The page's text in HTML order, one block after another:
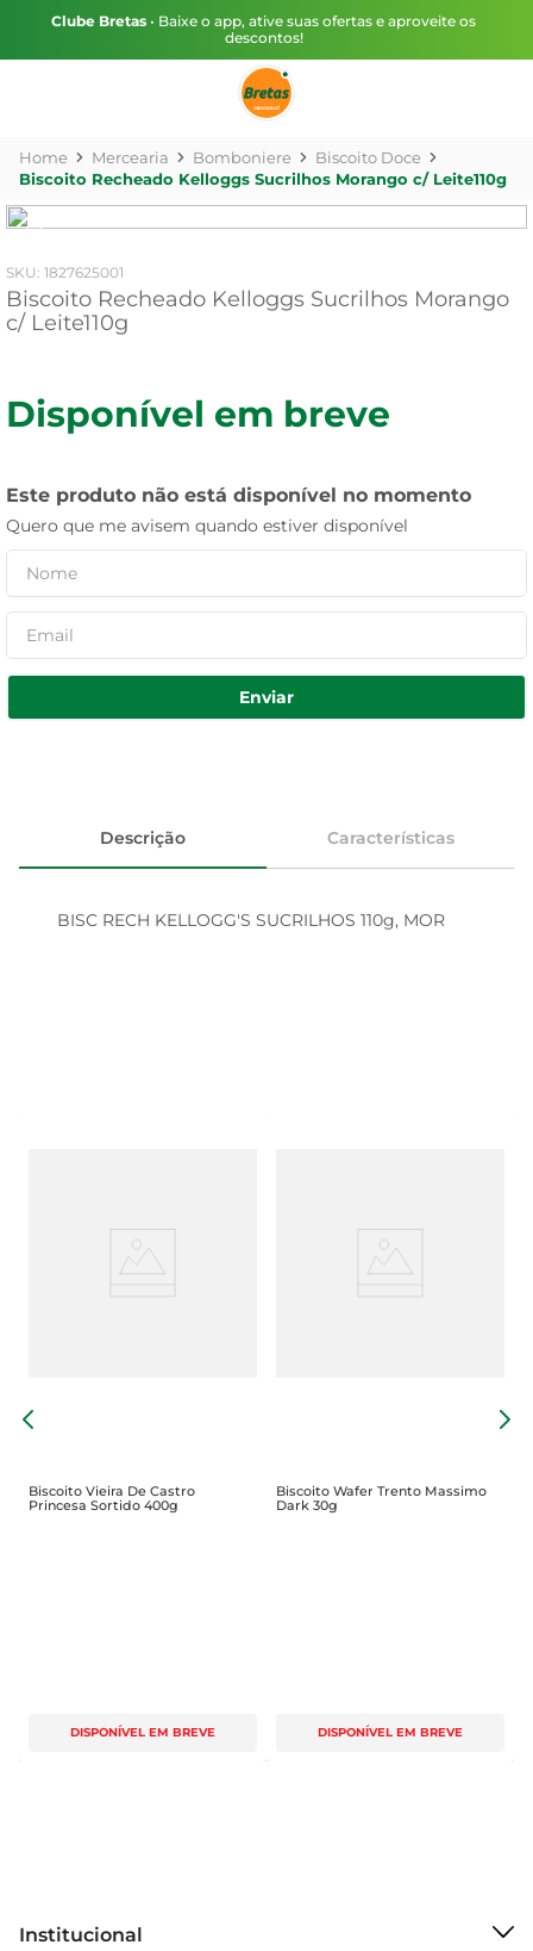
Clube Bretas • Baixe o app, ative suas ofertas e aproveite os
descontos!
Mercearia Bomboniere
Biscoito Doce
Biscoito Recheado Kelloggs Sucrilhos Morango c/ Leite110g
: 1827625001
Biscoito Recheado Kelloggs Sucrilhos Morango
c/ Leite110g
Disponível em breve
Este produto não está disponível no momento
Quero que me avisem quando estiver disponível
Enviar
Descrição Características
BISC RECH KELLOGG'S SUCRILHOS 110g, MOR
Biscoito Vieira De Castro
Princesa Sortido 400g
DISPONÍVEL EM BREVE
Biscoito Wafer Trento Massimo
Dark 30g
DISPONÍVEL EM BREVE
Institucional